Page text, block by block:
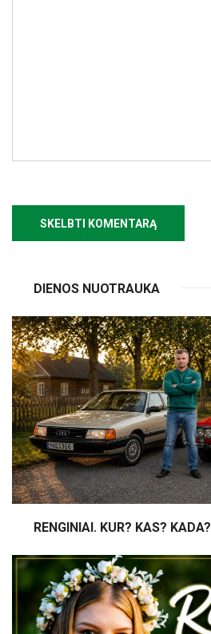
DIENOS NUOTRAUKA
RENGINIAI. KUR? KAS? KADA?